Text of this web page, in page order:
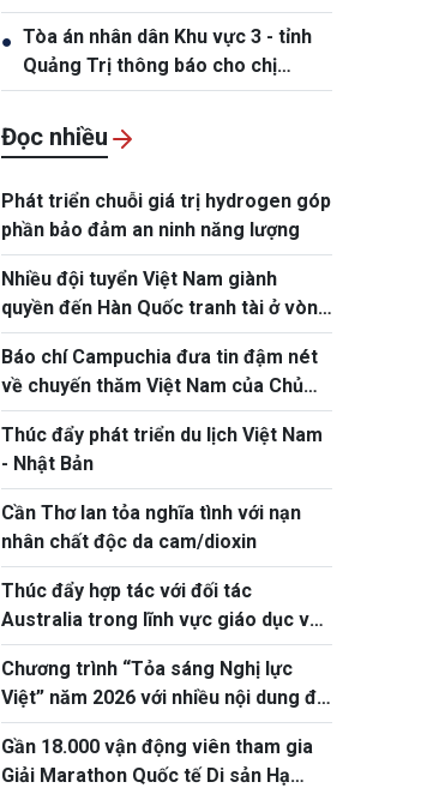
Hồng Tiệp, sinh ngày 20/5/1989
● Tòa án nhân dân Khu vực 3 - tỉnh
Quảng Trị thông báo cho chị
Phạm Thị Giang, sinh ngày
19/10/1991
Đọc nhiều
Phát triển chuỗi giá trị hydrogen góp
phần bảo đảm an ninh năng lượng
Nhiều đội tuyển Việt Nam giành
quyền đến Hàn Quốc tranh tài ở vòng
chung kết NYPC 2026
Báo chí Campuchia đưa tin đậm nét
về chuyến thăm Việt Nam của Chủ
tịch Quốc hội Khuon Sudary
Thúc đẩy phát triển du lịch Việt Nam
- Nhật Bản
Cần Thơ lan tỏa nghĩa tình với nạn
nhân chất độc da cam/dioxin
Thúc đẩy hợp tác với đối tác
Australia trong lĩnh vực giáo dục và
ứng phó biến đổi khí hậu
Chương trình “Tỏa sáng Nghị lực
Việt” năm 2026 với nhiều nội dung đổi
mới, thiết thực
Gần 18.000 vận động viên tham gia
Giải Marathon Quốc tế Di sản Hạ